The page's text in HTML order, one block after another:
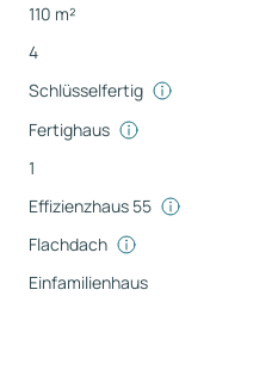
110 m²
4
Schlüsselfertig
Fertighaus
1
Effizienzhaus 55
Flachdach
Einfamilienhaus